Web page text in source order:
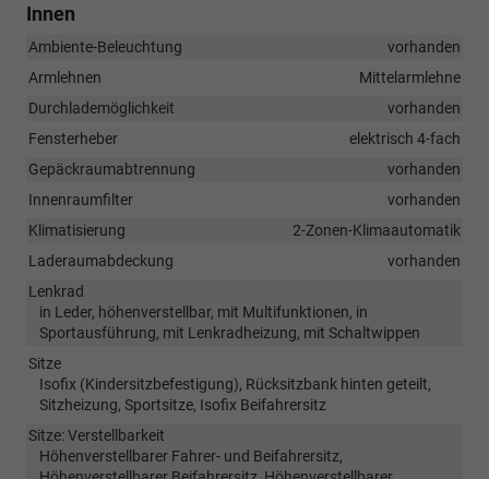
Innen
Ambiente-Beleuchtung
vorhanden
Armlehnen
Mittelarmlehne
Durchlademöglichkeit
vorhanden
Fensterheber
elektrisch 4-fach
Gepäckraumabtrennung
vorhanden
Innenraumfilter
vorhanden
Klimatisierung
2-Zonen-Klimaautomatik
Laderaumabdeckung
vorhanden
Lenkrad
in Leder, höhenverstellbar, mit Multifunktionen, in
Sportausführung, mit Lenkradheizung, mit Schaltwippen
Sitze
Isofix (Kindersitzbefestigung), Rücksitzbank hinten geteilt,
Sitzheizung, Sportsitze, Isofix Beifahrersitz
Sitze: Verstellbarkeit
Höhenverstellbarer Fahrer- und Beifahrersitz,